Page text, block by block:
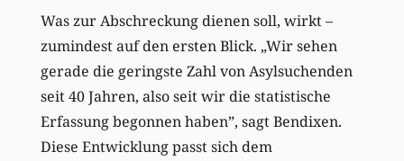
Was zur Abschreckung dienen soll, wirkt –
zumindest auf den ersten Blick. „Wir sehen
gerade die geringste Zahl von Asylsuchenden
seit 40 Jahren, also seit wir die statistische
Erfassung begonnen haben”, sagt Bendixen.
Diese Entwicklung passt sich dem